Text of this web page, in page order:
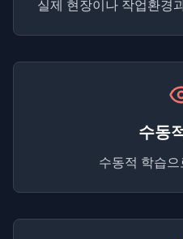
실제 현장이나 작업환경
수동
수동적 학습